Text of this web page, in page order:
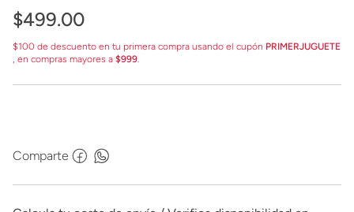
$499.00
$100 de descuento en tu primera compra usando el cupón PRIMERJUGUETE
, en compras mayores a $999.
Comparte